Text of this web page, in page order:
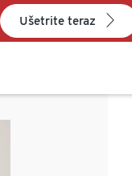
Ušetrite teraz